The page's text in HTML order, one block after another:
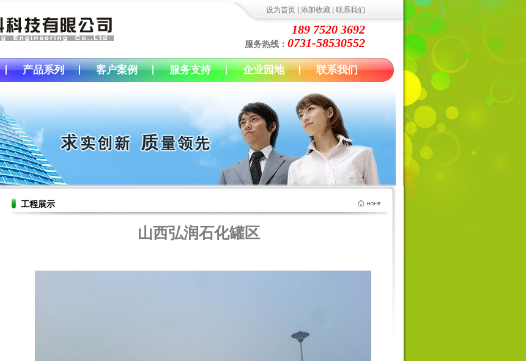
设为首页| 添加收藏| 联系我们
189 7520 3692
服务热线： 0731-58530552
产品系列 客户案例 服务支持 企业园地 联系我们
工程展示
山西弘润石化罐区